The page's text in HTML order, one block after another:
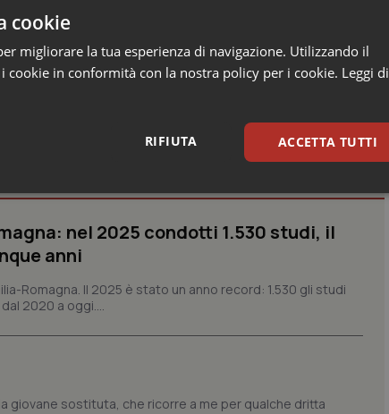
nel 2025 condotti 1.530 studi, il
anni
Romagna. Il 2025 è stato un anno record: 1.530 gli studi
2020 a oggi....
giovane sostituta, che ricorre a me per qualche dritta
cookie
migliorare la tua esperienza di navigazione. Utilizzando il
cookie in conformità con la nostra policy per i cookie. Leggi di
ACCETTA TUTTI
RIFIUTA
Statistici Marketing
non è in grado di funzionare correttamente senza questi cookie.